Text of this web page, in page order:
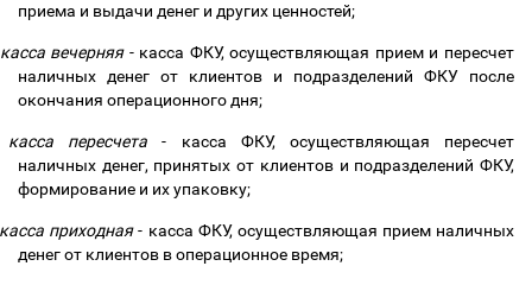
приема и выдачи денег и других ценностей;
касса вечерняя- касса ФКУ, осуществляющая прием и пересчет
наличных денег от клиентов и подразделений ФКУ после
окончания операционного дня;
касса пересчета - касса ФКУ, осуществляющая пересчет
наличных денег, принятых от клиентов и подразделений ФКУ,
формирование и их упаковку;
касса приходная- касса ФКУ, осуществляющая прием наличных
денег от клиентов в операционное время;